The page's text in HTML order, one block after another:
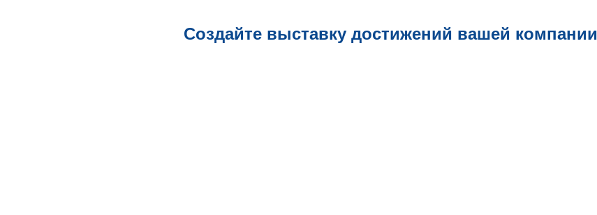
Создайте выставку достижений вашей компании